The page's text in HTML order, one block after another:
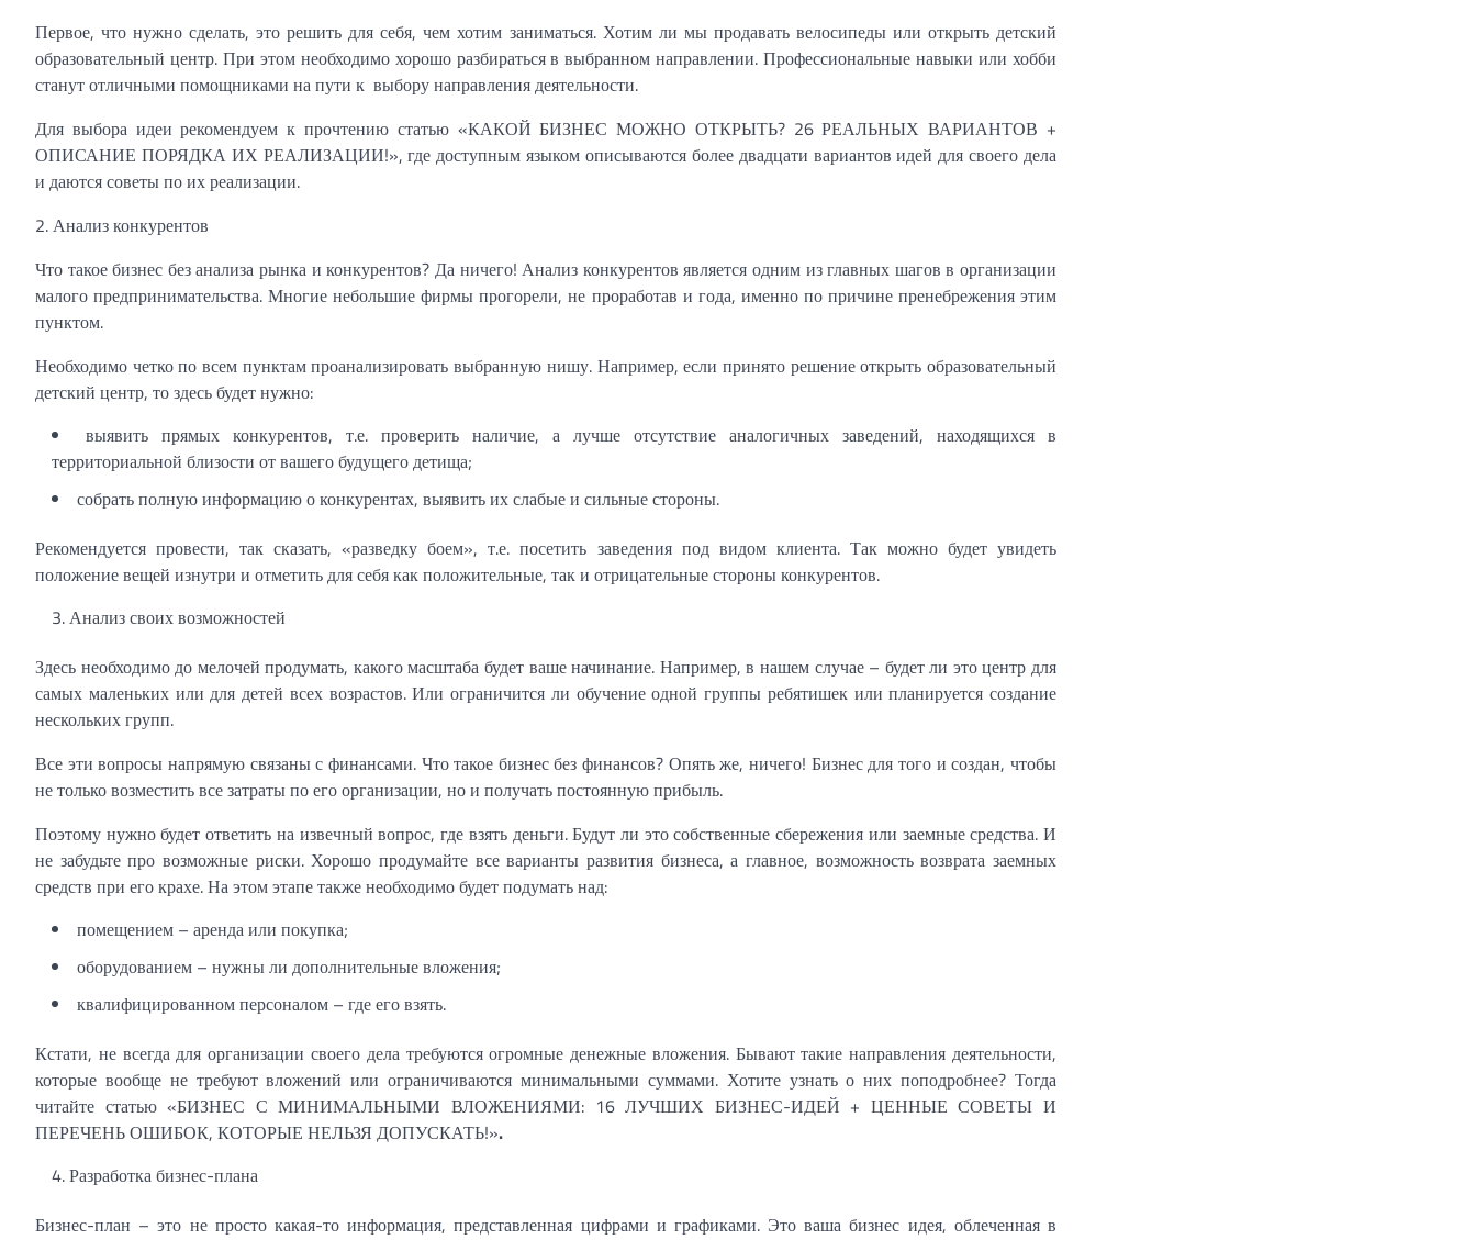
Первое, что нужно сделать, это решить для себя, чем хотим заниматься. Хотим ли мы продавать велосипеды или открыть детский
образовательный центр. При этом необходимо хорошо разбираться в выбранном направлении. Профессиональные навыки или хобби
станут отличными помощниками на пути к выбору направления деятельности.
Для выбора идеи рекомендуем к прочтению статью «КАКОЙ БИЗНЕС МОЖНО ОТКРЫТЬ? 26 РЕАЛЬНЫХ ВАРИАНТОВ +
ОПИСАНИЕ ПОРЯДКА ИХ РЕАЛИЗАЦИИ!», где доступным языком описываются более двадцати вариантов идей для своего дела
и даются советы по их реализации.
2. Анализ конкурентов
Что такое бизнес без анализа рынка и конкурентов? Да ничего! Анализ конкурентов является одним из главных шагов в организации
малого предпринимательства. Многие небольшие фирмы прогорели, не проработав и года, именно по причине пренебрежения этим
пунктом.
Необходимо четко по всем пунктам проанализировать выбранную нишу. Например, если принято решение открыть образовательный
детский центр, то здесь будет нужно:
выявить прямых конкурентов, т.е. проверить наличие, а лучше отсутствие аналогичных заведений, находящихся в
территориальной близости от вашего будущего детища;
собрать полную информацию о конкурентах, выявить их слабые и сильные стороны.
Рекомендуется провести, так сказать, «разведку боем», т.е. посетить заведения под видом клиента. Так можно будет увидеть
положение вещей изнутри и отметить для себя как положительные, так и отрицательные стороны конкурентов.
Анализ своих возможностей
Здесь необходимо до мелочей продумать, какого масштаба будет ваше начинание. Например, в нашем случае – будет ли это центр для
самых маленьких или для детей всех возрастов. Или ограничится ли обучение одной группы ребятишек или планируется создание
нескольких групп.
Все эти вопросы напрямую связаны с финансами. Что такое бизнес без финансов? Опять же, ничего! Бизнес для того и создан, чтобы
не только возместить все затраты по его организации, но и получать постоянную прибыль.
Поэтому нужно будет ответить на извечный вопрос, где взять деньги. Будут ли это собственные сбережения или заемные средства. И
не забудьте про возможные риски. Хорошо продумайте все варианты развития бизнеса, а главное, возможность возврата заемных
средств при его крахе. На этом этапе также необходимо будет подумать над:
помещением – аренда или покупка;
оборудованием – нужны ли дополнительные вложения;
квалифицированном персоналом – где его взять.
Кстати, не всегда для организации своего дела требуются огромные денежные вложения. Бывают такие направления деятельности,
которые вообще не требуют вложений или ограничиваются минимальными суммами. Хотите узнать о них поподробнее? Тогда
читайте статью «БИЗНЕС С МИНИМАЛЬНЫМИ ВЛОЖЕНИЯМИ: 16 ЛУЧШИХ БИЗНЕС-ИДЕЙ + ЦЕННЫЕ СОВЕТЫ И
ПЕРЕЧЕНЬ ОШИБОК, КОТОРЫЕ НЕЛЬЗЯ ДОПУСКАТЬ!».
Разработка бизнес-плана
Бизнес-план – это не просто какая-то информация, представленная цифрами и графиками. Это ваша бизнес идея, облеченная в